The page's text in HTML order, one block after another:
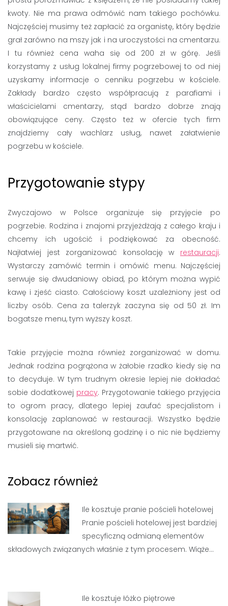
kwoty. Nie ma prawa odmówić nam takiego pochówku.
Najczęściej musimy też zapłacić za organistę, który będzie
grał zarówno na mszy jak i na uroczystości na cmentarzu.
I tu również cena waha się od 200 zł w górę. Jeśli
korzystamy z usług lokalnej firmy pogrzebowej to od niej
uzyskamy informacje o cenniku pogrzebu w kościele.
Zakłady bardzo często współpracują z parafiami i
właścicielami cmentarzy, stąd bardzo dobrze znają
obowiązujące ceny. Często też w ofercie tych firm
znajdziemy cały wachlarz usług, nawet załatwienie
pogrzebu w kościele.
Przygotowanie stypy
Zwyczajowo w Polsce organizuje się przyjęcie po
pogrzebie. Rodzina i znajomi przyjeżdżają z całego kraju i
chcemy ich ugościć i podziękować za obecność.
Najłatwiej jest zorganizować konsolację w restauracji.
Wystarczy zamówić termin i omówić menu. Najczęściej
serwuje się dwudaniowy obiad, po którym można wypić
kawę i zjeść ciasto. Całościowy koszt uzależniony jest od
liczby osób. Cena za talerzyk zaczyna się od 50 zł. Im
bogatsze menu, tym wyższy koszt.
Takie przyjęcie można również zorganizować w domu.
Jednak rodzina pogrążona w żałobie rzadko kiedy się na
to decyduje. W tym trudnym okresie lepiej nie dokładać
sobie dodatkowej pracy. Przygotowanie takiego przyjęcia
to ogrom pracy, dlatego lepiej zaufać specjalistom i
konsolację zaplanować w restauracji. Wszystko będzie
przygotowane na określoną godzinę i o nic nie będziemy
musieli się martwić.
Zobacz również
Ile kosztuje pranie pościeli hotelowej
Pranie pościeli hotelowej jest bardziej
specyficzną odmianą elementów
składowych związanych właśnie z tym procesem. Wiąże…
Ile kosztuje łóżko piętrowe